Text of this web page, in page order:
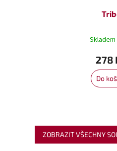
Skladem
278
Do
ZOBRAZIT VŠECHNY